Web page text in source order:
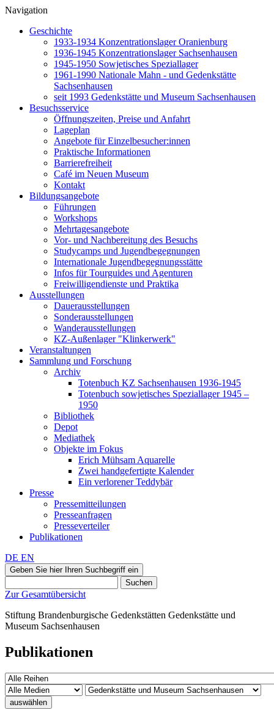
Navigation
Geschichte
1933-1934 Konzentrationslager Oranienburg
1936-1945 Konzentrationslager Sachsenhausen
1945-1950 Sowjetisches Speziallager
1961-1990 Nationale Mahn - und Gedenkstätte
Sachsenhausen
seit 1993 Gedenkstätte und Museum Sachsenhausen
Besuchsservice
Öffnungszeiten, Preise und Anfahrt
Lageplan
Angebote für Einzelbesucher:innen
Praktische Informationen
Barrierefreiheit
Café im Neuen Museum
Kontakt
Bildungsangebote
Führungen
Workshops
Mehrtagesangebote
Vor- und Nachbereitung des Besuchs
Studycamps und Jugendbegegnungen
Internationale Jugendbegegnungsstätte
Infos für Tourguides und Agenturen
Freiwilligendienste und Praktika
Ausstellungen
Dauerausstellungen
Sonderausstellungen
Wanderausstellungen
KZ-Außenlager "Klinkerwerk"
Veranstaltungen
Sammlung und Forschung
Archiv
Totenbuch KZ Sachsenhausen 1936-1945
Totenbuch sowjetisches Speziallager 1945 –
1950
Bibliothek
Depot
Mediathek
Objekte im Fokus
Erich Mühsam Aquarelle
Zwei handgefertigte Kalender
Ein verlorener Teddybär
Presse
Pressemitteilungen
Presseanfragen
Presseverteiler
Publikationen
DE EN
Geben Sie hier Ihren Suchbegriff ein
Suchen
Zur Gesamtübersicht
Stiftung Brandenburgische Gedenkstätten Gedenkstätte und
Museum Sachsenhausen
Publikationen
auswählen